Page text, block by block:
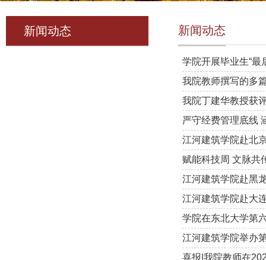
新闻动态 新闻动态
学院开展毕业生“最
我院教师撰写的多
我院丁建华教授获
严守经费管理底线
江河建筑学院赴北
赋能科技周 文脉
江河建筑学院赴黑
江河建筑学院赴大
学院在东北大学第
江河建筑学院举办
喜报|我院教师在